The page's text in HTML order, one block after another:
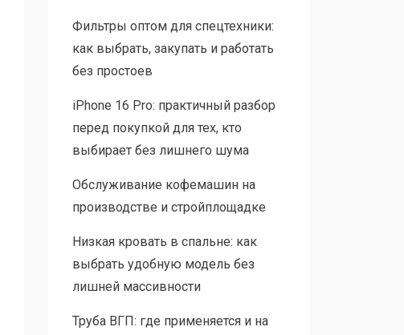
Фильтры оптом для спецтехники:
как выбрать, закупать и работать
без простоев
iPhone 16 Pro: практичный разбор
перед покупкой для тех, кто
выбирает без лишнего шума
Обслуживание кофемашин на
производстве и стройплощадке
Низкая кровать в спальне: как
выбрать удобную модель без
лишней массивности
Труба ВГП: где применяется и на